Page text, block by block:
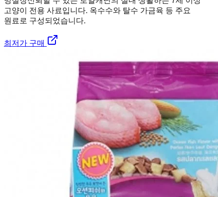
고양이 전용 사료입니다. 옥수수와 탈수 가금육 등 주요
원료로 구성되었습니다.
최저가 구매